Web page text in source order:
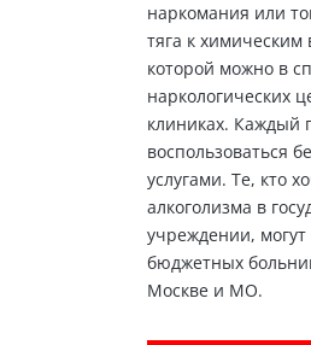
наркомания или
тяга к химическим
которой можно в
наркологических
клиниках. Каждый
воспользоваться
услугами. Те, кто
алкоголизма в
учреждении, могут
бюджетных
Москве и МО.